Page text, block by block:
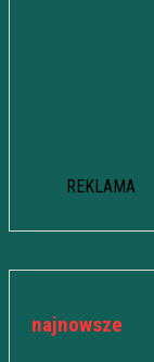
REKLAMA
najnowsze